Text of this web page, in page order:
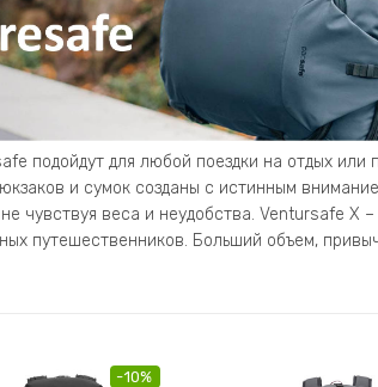
подойдут для любой поездки на отдых или
и сумок созданы с истинным
чувствуя веса и неудобства. Ventursafe X –
путешественников. Больший объем,
-10%